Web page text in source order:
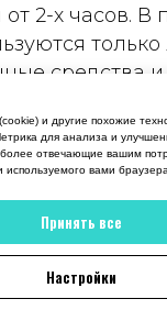
2-х часов. В
средства
для быстрой
Такой
деликатные
и другие похожие
для анализа и
отвечающие вашим
вами
Принять все
Настройки